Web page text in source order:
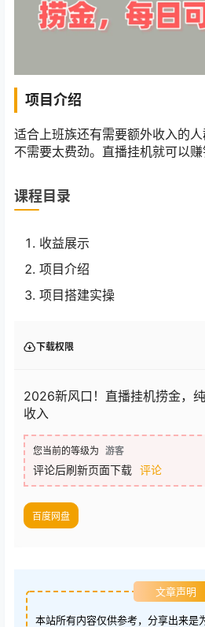
项目介绍
适合上班族还有需要额外收入的
不需要太费劲。直播挂机就可以赚
课程目录
收益展示
项目介绍
项目搭建实操
下载权限
2026新风口！直播挂机捞金，
收入
您当前的等级为 游客
评论后刷新页面下载 评论
百度网盘
文章声明
本站所有内容仅供参考，分享出来是